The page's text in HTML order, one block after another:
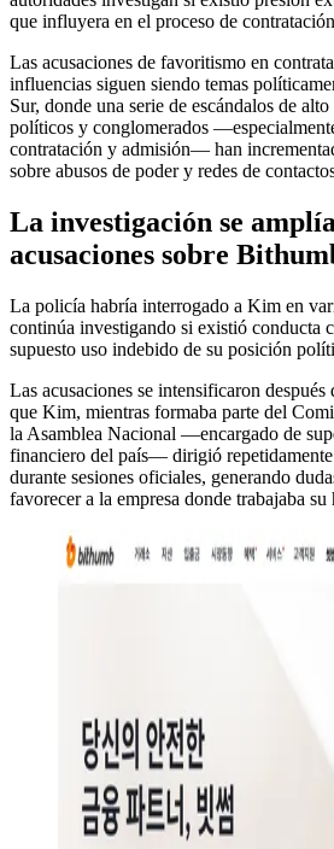
que influyera en el proceso de
Las acusaciones de favoritismo en
influencias siguen siendo temas
Sur, donde una serie de escándalos de
políticos y conglomerados
contratación y admisión— han
sobre abusos de poder y redes de
La investigación se
acusaciones sobre
La policía habría interrogado a Kim en
continúa investigando si existió conducta
supuesto uso indebido de su posición
Las acusaciones se intensificaron
que Kim, mientras formaba parte del
la Asamblea Nacional —encargado de
financiero del país— dirigió
durante sesiones oficiales, generando
favorecer a la empresa donde trabajaba su